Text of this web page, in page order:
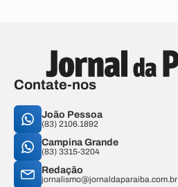
Contate-nos
João Pessoa
(83) 2106.1892
Campina Grande
(83) 3315-3204
Redação
jornalismo@jornaldaparaiba.com.br